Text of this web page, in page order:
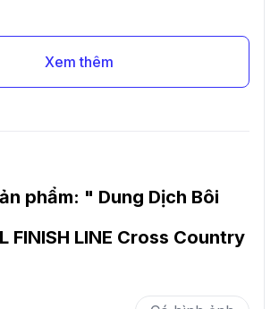
Xem thêm
phẩm: " Dung Dịch Bôi
FINISH LINE Cross Country